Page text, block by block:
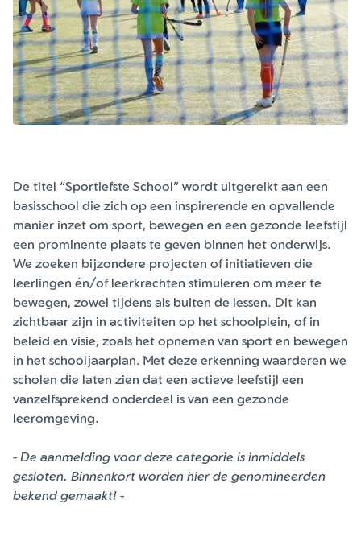
De titel “Sportiefste School” wordt uitgereikt aan een
basisschool die zich op een inspirerende en opvallende
manier inzet om sport, bewegen en een gezonde leefstijl
een prominente plaats te geven binnen het onderwijs.
We zoeken bijzondere projecten of initiatieven die
leerlingen én/of leerkrachten stimuleren om meer te
bewegen, zowel tijdens als buiten de lessen. Dit kan
zichtbaar zijn in activiteiten op het schoolplein, of in
beleid en visie, zoals het opnemen van sport en bewegen
in het schooljaarplan. Met deze erkenning waarderen we
scholen die laten zien dat een actieve leefstijl een
vanzelfsprekend onderdeel is van een gezonde
leeromgeving.
- De aanmelding voor deze categorie is inmiddels
gesloten. Binnenkort worden hier de genomineerden
bekend gemaakt! -